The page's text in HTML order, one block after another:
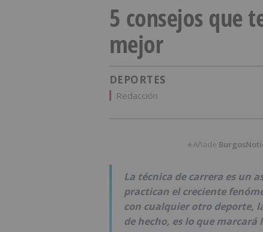
5 consejos que
mejor
DEPORTES
Redacción
★Añade
La técnica de carrera es un
practican el creciente
con cualquier otro deporte,
de hecho, es lo que